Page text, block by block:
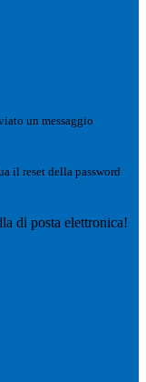
un messaggio
il reset della password
di posta elettronica!